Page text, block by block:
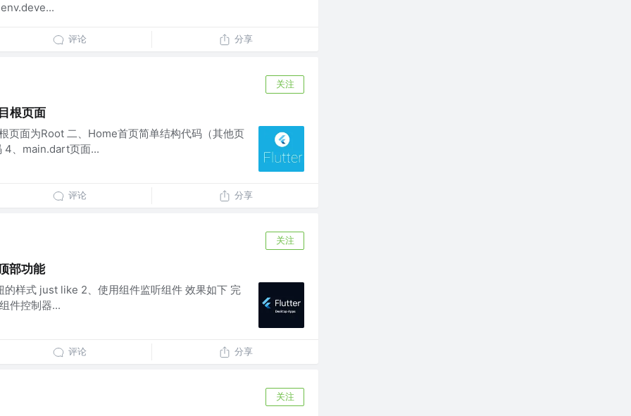
评论 分享
关注
根页面
页面为Root 二、Home首页简单结构代码（其他页
4、main.dart页面...
评论 分享
关注
部功能
的样式 just like 2、使用组件监听组件 效果如下 完
件控制器...
评论 分享
关注